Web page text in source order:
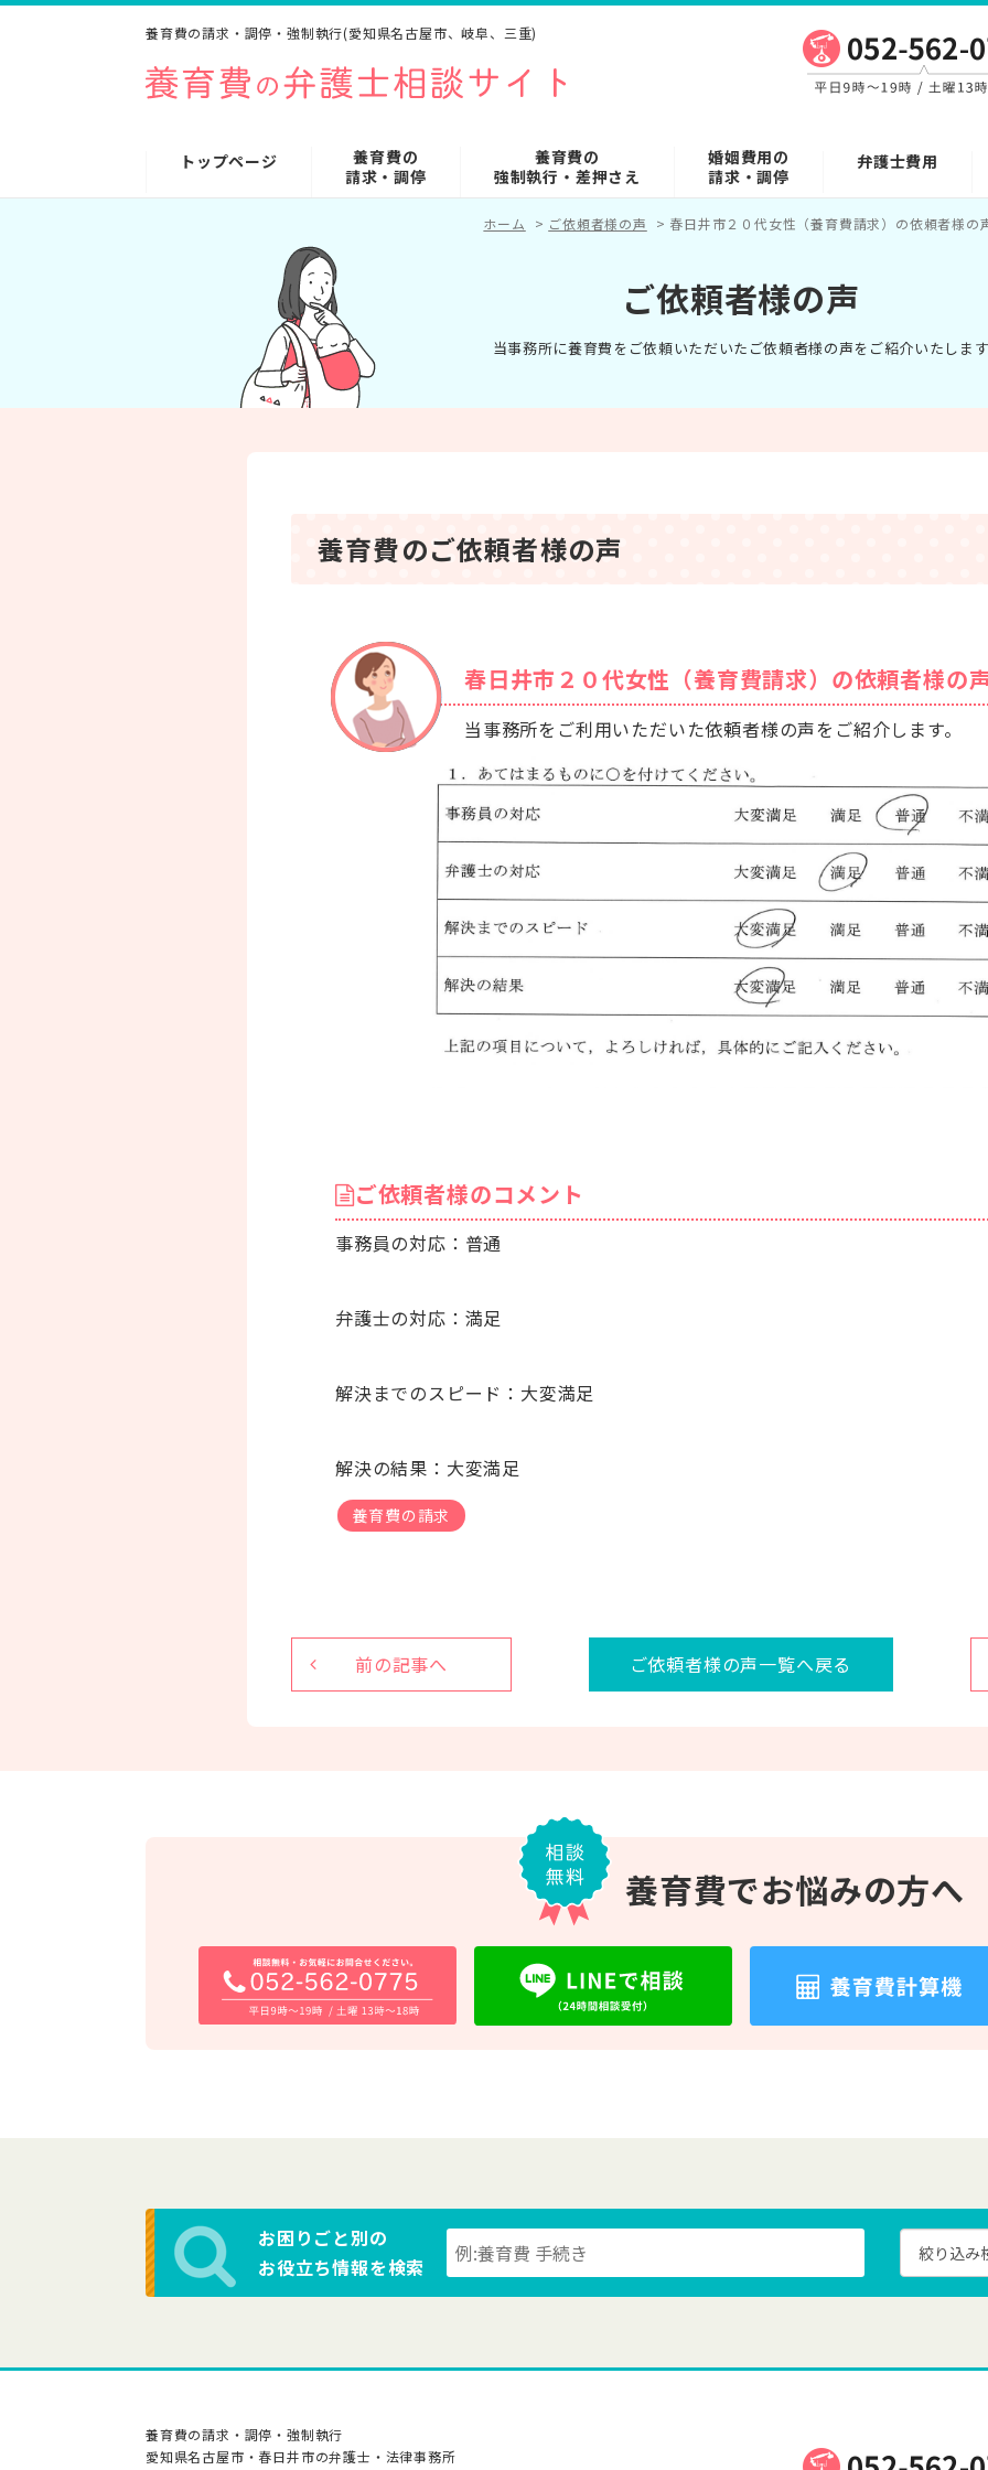
養育費の請求・調停・強制執行(愛知県名古屋市、岐阜、三重)
トップページ
養育費の
請求・調停
養育費の
強制執行・差押さえ
婚姻費用の
請求・調停
弁護士費用
ホーム > ご依頼者様の声 > 春日井市２０代女性（養育費請求）の依頼者様の
ご依頼者様の声
当事務所に養育費をご依頼いただいたご依頼者様の声をご紹介いたしま
養育費のご依頼者様の声
春日井市２０代女性（養育費請求）の依頼者様の
当事務所をご利用いただいた依頼者様の声をご紹介します。
ご依頼者様のコメント
事務員の対応：普通
弁護士の対応：満足
解決までのスピード：大変満足
解決の結果：大変満足
養育費の請求
前の記事へ ご依頼者様の声一覧へ戻る
養育費でお悩みの方へ
お困りごと別の
お役立ち情報を検索
養育費の請求・調停・強制執行
愛知県名古屋市・春日井市の弁護士・法律事務所